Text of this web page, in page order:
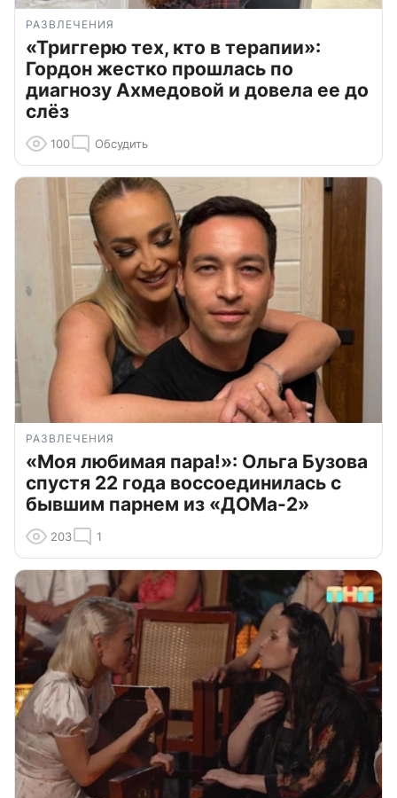
РАЗВЛЕЧЕНИЯ
«Триггерю тех, кто в терапии»:
Гордон жестко прошлась по
диагнозу Ахмедовой и довела ее до
слёз
100 Обсудить
РАЗВЛЕЧЕНИЯ
«Моя любимая пара!»: Ольга Бузова
спустя 22 года воссоединилась с
бывшим парнем из «ДОМа-2»
203 1